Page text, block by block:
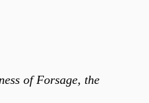
of Forsage, the